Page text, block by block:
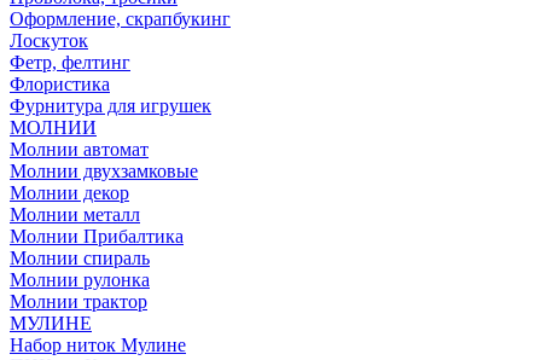
Оформление, скрапбукинг
Лоскуток
Фетр, фелтинг
Флористика
Фурнитура для игрушек
МОЛНИИ
Молнии автомат
Молнии двухзамковые
Молнии декор
Молнии металл
Молнии Прибалтика
Молнии спираль
Молнии рулонка
Молнии трактор
МУЛИНЕ
Набор ниток Мулине